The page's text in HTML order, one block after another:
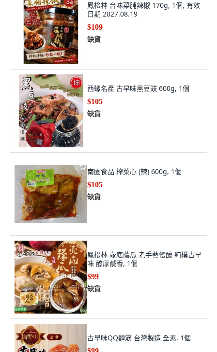
鳳松林 台味菜脯辣椒 170g, 1個, 有效
日期 2027.08.19
$109
缺貨
西螺名產 古早味黑豆豉 600g, 1個
$105
缺貨
南園食品 榨菜心 (辣) 600g, 1個
$105
缺貨
鳳松林 壺底蔭瓜 老手藝慢釀 純樸古早
味 醇厚鹹香, 1個
$99
缺貨
古早味QQ麵筋 台灣製造 全素, 1個